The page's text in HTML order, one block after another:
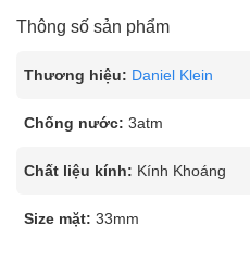
Thông số sản phẩm
Thương hiệu: Daniel Klein
Chống nước: 3atm
Chất liệu kính: Kính Khoáng
Size mặt: 33mm